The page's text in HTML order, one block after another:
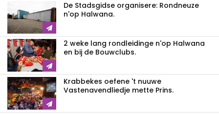
De Stadsgidse organisere: Rondneuze
n'op Halwana.
2 weke lang rondleidinge n'op Halwana
en bij de Bouwclubs.
Krabbekes oefene 't nuuwe
Vastenavendliedje mette Prins.